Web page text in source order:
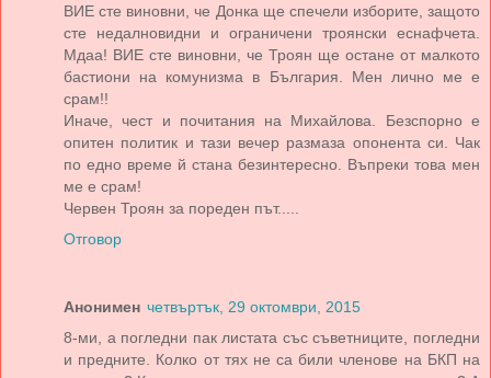
ВИЕ сте виновни, че Донка ще спечели изборите, защото
сте недалновидни и ограничени троянски еснафчета.
Мдаа! ВИЕ сте виновни, че Троян ще остане от малкото
бастиони на комунизма в България. Мен лично ме е
срам!!
Иначе, чест и почитания на Михайлова. Безспорно е
опитен политик и тази вечер размаза опонента си. Чак
по едно време й стана безинтересно. Въпреки това мен
ме е срам!
Червен Троян за пореден път.....
Отговор
Анонимен четвъртък, 29 октомври, 2015
8-ми, а погледни пак листата със съветниците, погледни
и предните. Колко от тях не са били членове на БКП на